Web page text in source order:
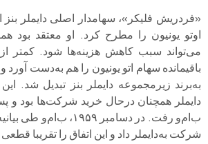
«فردریش فلیکر»، سهامدار اصلی دایملر
اوتو یونیون را مطرح کرد. او معتقد بود
می‌تواند سبب کاهش هزینه‌ها شود. کمتر از
باقیمانده سهام اتو یونیون را هم به‌دست آورد و
به‌برند زیرمجموعه دایملر بنز تبدیل شد. این
دایملر همچنان درحال خرید شرکت‌ها بود و
ب‌ام‌و رفت. در دسامبر
شرکت به‌دایملر داد و این اتفاق را تقریبا